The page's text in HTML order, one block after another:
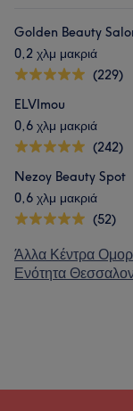
Golden Beauty
0,2 χλμ μακριά
(229)
ELVImou
0,6 χλμ μακριά
(242)
Nezoy Beauty Spot
0,6 χλμ μακριά
(52)
Άλλα Κέντρα
Ενότητα